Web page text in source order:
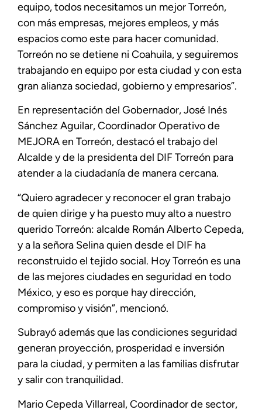
equipo, todos necesitamos un mejor Torreón,
con más empresas, mejores empleos, y más
espacios como este para hacer comunidad.
Torreón no se detiene ni Coahuila, y seguiremos
trabajando en equipo por esta ciudad y con esta
gran alianza sociedad, gobierno y empresarios”.
En representación del Gobernador, José Inés
Sánchez Aguilar, Coordinador Operativo de
MEJORA en Torreón, destacó el trabajo del
Alcalde y de la presidenta del DIF Torreón para
atender a la ciudadanía de manera cercana.
“Quiero agradecer y reconocer el gran trabajo
de quien dirige y ha puesto muy alto a nuestro
querido Torreón: alcalde Román Alberto Cepeda,
y a la señora Selina quien desde el DIF ha
reconstruido el tejido social. Hoy Torreón es una
de las mejores ciudades en seguridad en todo
México, y eso es porque hay dirección,
compromiso y visión”, mencionó.
Subrayó además que las condiciones seguridad
generan proyección, prosperidad e inversión
para la ciudad, y permiten a las familias disfrutar
y salir con tranquilidad.
Mario Cepeda Villarreal, Coordinador de sector,